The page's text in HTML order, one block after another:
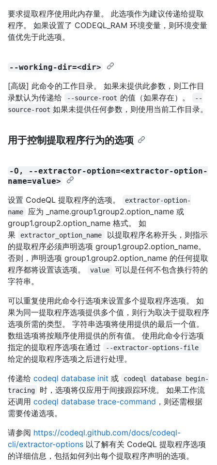
要求提取程序使用此内存量。 此选项作为建议传递给提取
程序。 如果设置了 CODEQL_RAM 环境变量，则环境变量
值优先于此选项。
--working-dir=<dir>
[高级] 此命令的工作目录。 如果未提供此参数，则工作目
录默认为传递给
--source-root 的值 （如果存在）。
--
source-root 如果未提供任何参数，则使用当前工作目录。
用于控制提取程序行为的选项
-O, --extractor-option=<extractor-option-
name=value>
设置 CodeQL 提取程序的选项。
extractor-option-
name
应为 _name.group1.group2.option_name 或
group1.group2.option_name 格式。 如
果
extractor_option_name
以提取程序名称开头，则指示
的提取程序必须声明选项 group1.group2.option_name。
否则，声明选项 group1.group2.option_name 的任何提取
程序都将设置该选项。
value
可以是任何不包含换行符的
字符串。
可以重复使用此命令行选项来设置多个提取程序选项。 如
果为同一提取程序选项提供多个值，则行为取决于提取程序
选项所需的类型。 字符串选项将使用提供的最后一个值。
数组选项将按顺序使用提供的所有值。 使用此命令行选项
指定的提取程序选项在通过
--extractor-options-file
给定的提取程序选项之后进行处理。
传递给 codeql database init 或
codeql database begin-
tracing
时，选项将仅应用于间接跟踪环境。 如果工作流
还调用 codeql database trace-command ，则还需根据
需要传递选项。
请参阅 https://codeql.github.com/docs/codeql-
cli/extractor-options 以了解有关 CodeQL 提取程序选项
的详细信息，包括如何列出每个提取程序声明的选项。